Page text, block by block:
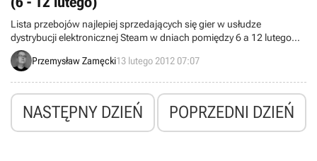
Lista przebojów najlepiej sprzedających się gier w usłudze
dystrybucji elektronicznej Steam w dniach pomiędzy 6 a 12 lutego
2012 roku.
Przemysław Zamęcki13 lutego 2012 07:07
NASTĘPNY DZIEŃ POPRZEDNI DZIEŃ